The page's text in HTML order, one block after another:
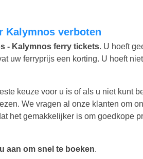
Kalymnos verboten
- Kalymnos ferry tickets. U hoeft
uw ferryprijs een korting. U hoeft
keuze voor u is of als u niet kunt
We vragen al onze klanten om
het gemakkelijker is om goedkope
aan om snel te boeken.